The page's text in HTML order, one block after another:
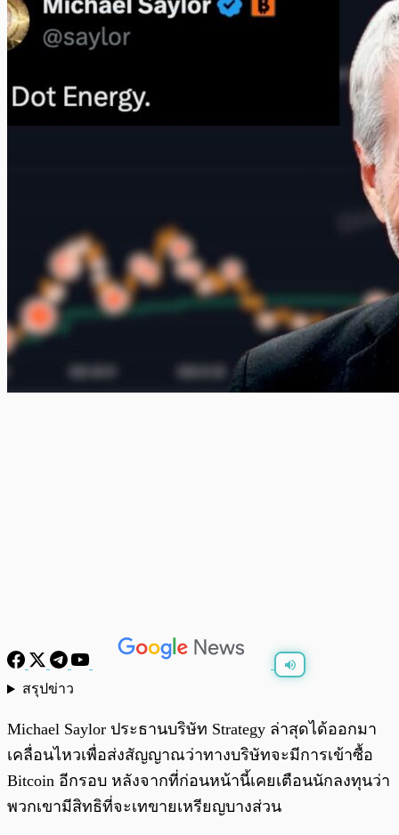
สรุปข่าว
Michael Saylor ประธานบริษัท Strategy ล่าสุดได้ออกมา
เคลื่อนไหวเพื่อส่งสัญญาณว่าทางบริษัทจะมีการเข้าซื้อ
Bitcoin อีกรอบ หลังจากที่ก่อนหน้านี้เคยเตือนนักลงทุนว่า
พวกเขามีสิทธิที่จะเทขายเหรียญบางส่วน